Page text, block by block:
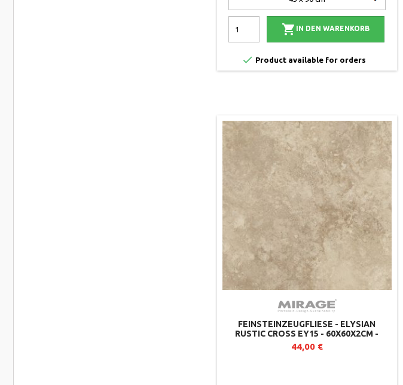
 IN DEN WARENKORB
 Product available for orders
FEINSTEINZEUGFLIESE - ELYSIAN
RUSTIC CROSS EY15 - 60X60X2CM -
MIRAGE (2ER-SET)
44,00 €